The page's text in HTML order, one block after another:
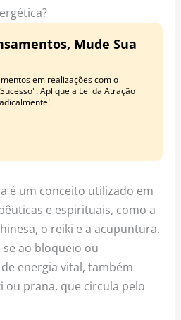
a
m t
Mude Sua
em realizações com o
Aplique a Lei da Atração
é um conceito utilizado em
e espirituais, como a
o reiki e a acupuntura.
ao bloqueio ou
energia vital, também
ou prana, que circula pelo